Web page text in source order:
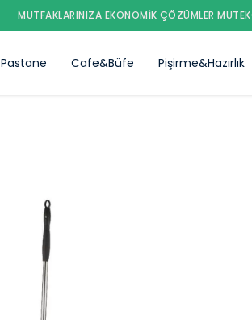
MUTFAKLARINIZA EKONOMIK ÇÖZÜMLER
Pastane Cafe&Büfe Pişirme&Hazırlık